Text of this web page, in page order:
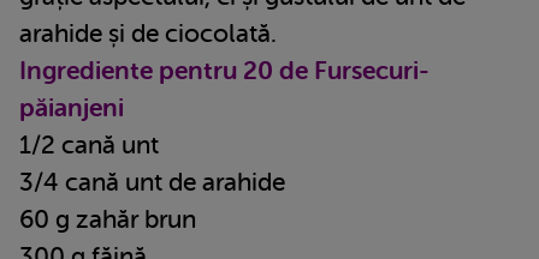
arahide și de ciocolată.
Ingrediente pentru 20 de Fursecuri-
păianjeni
1/2 cană unt
3/4 cană unt de arahide
60 g zahăr brun